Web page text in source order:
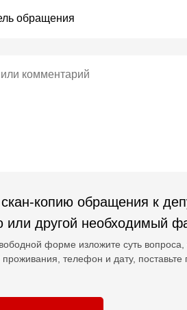
копию обращения к
или другой необходимый
форме изложите суть вопроса,
телефон и дату, поставьте